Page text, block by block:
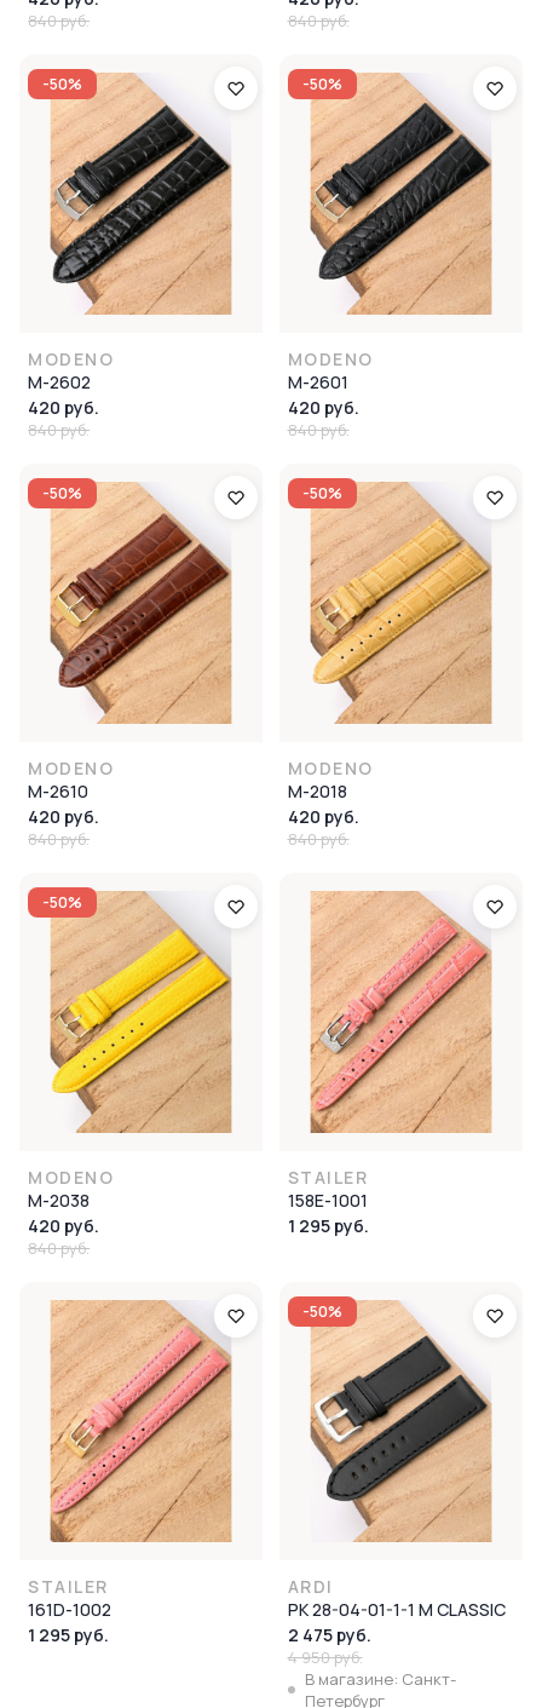
840 руб. 840 руб.
-50%
MODENO
M-2602
420 руб.
840 руб.
-50%
MODENO
M-2601
420 руб.
840 руб.
-50%
MODENO
M-2610
420 руб.
840 руб.
-50%
MODENO
M-2018
420 руб.
840 руб.
-50%
MODENO
M-2038
420 руб.
840 руб.
STAILER
158E-1001
1 295 руб.
STAILER
161D-1002
1 295 руб.
-50%
ARDI
РК 28-04-01-1-1 М CLASSIC
2 475 руб.
4 950 руб.
В магазине: Санкт-
Петербург